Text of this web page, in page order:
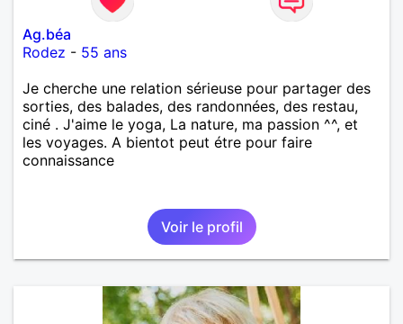
Ag.béa
Rodez - 55 ans
Je cherche une relation sérieuse pour partager des
sorties, des balades, des randonnées, des restau,
ciné . J'aime le yoga, La nature, ma passion ^^, et
les voyages. A bientot peut étre pour faire
connaissance
Voir le profil